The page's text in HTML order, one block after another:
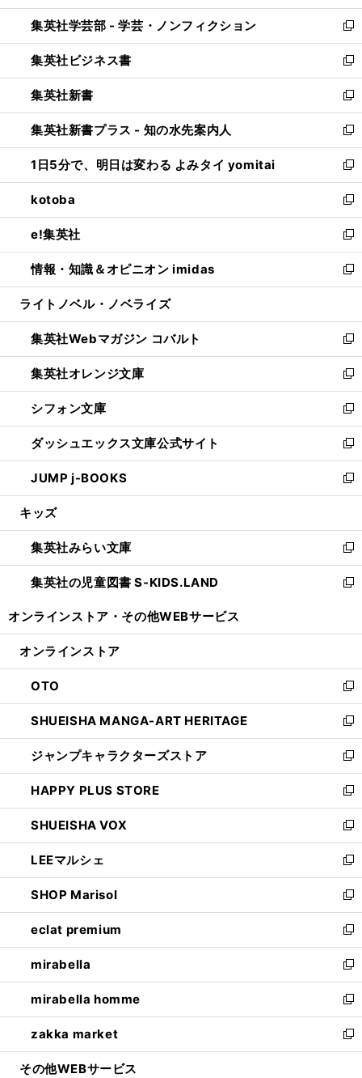
開
く
ウ
で
開
く
ン
ド
ウ
で
開
く
ウ
ィ
ン
ド
ウ
で
開
く
集英社学芸部 - 学芸・ノンフィクション
新
し
い
ウ
ィ
ン
ド
ウ
で
開
く
集英社ビジネス書
新
し
い
ウ
ィ
ン
ド
ウ
で
開
く
集英社新書
新
し
い
ウ
ィ
ン
ド
ウ
で
開
く
集英社新書プラス - 知の水先案内人
新
し
い
ウ
ィ
ン
ド
ウ
で
開
1日5分で、明日は変わる よみタイ yomitai
新
し
い
ウ
ィ
ン
ド
ウ
開
く
kotoba
新
し
い
ウ
ィ
ン
ウ
で
開
く
e!集英社
新
し
い
ウ
ン
ド
ウ
で
開
く
情報・知識＆オピニオン imidas
新
し
ウ
ィ
ン
ド
ウ
で
開
く
ライトノベル・ノベライズ
集英社Webマガジン コバルト
新
し
い
ウ
ィ
ン
ド
ウ
で
開
集英社オレンジ文庫
新
し
い
ウ
ィ
ン
ド
ウ
開
く
シフォン文庫
新
し
い
ウ
ィ
ン
ウ
で
開
く
ダッシュエックス文庫公式サイト
新
し
い
ウ
ン
ド
ウ
で
JUMP j-BOOKS
新
し
ウ
ィ
ン
ド
開
キッズ
集英社みらい文庫
新
し
い
ン
ウ
で
開
く
集英社の児童図書 S-KIDS.LAND
新
ウ
ン
ド
ウ
で
開
く
オンラインストア・ その他WEBサービス
オンラインストア
OTO
新
し
い
ウ
ィ
ン
ド
ウ
で
開
く
SHUEISHA MANGA-ART HERITAGE
新
し
い
ウ
ィ
ン
ド
ウ
で
開
く
ジャンプキャラクターズストア
新
し
い
ウ
ィ
ン
ド
ウ
で
開
く
HAPPY PLUS STORE
新
し
い
ウ
ィ
ン
ド
ウ
で
開
く
SHUEISHA VOX
新
し
い
ウ
ィ
ン
ド
ウ
で
開
く
LEEマルシェ
新
し
い
ウ
ィ
ン
ド
ウ
で
開
く
SHOP Marisol
新
し
い
ウ
ィ
ン
ド
ウ
で
開
eclat premium
新
し
い
ウ
ィ
ン
ド
ウ
mirabella
新
し
い
ウ
ィ
ン
mirabella homme
新
し
い
ウ
zakka market
新
し
その他WEBサービス